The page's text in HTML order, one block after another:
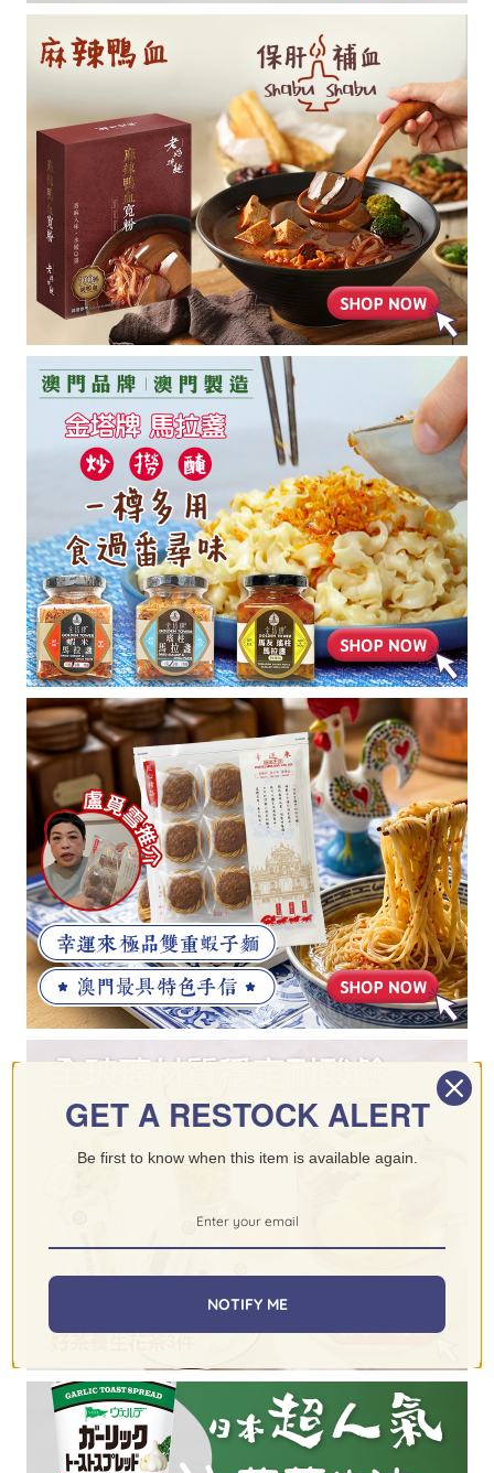
GET A RESTOCK ALERT
Be first to know when this item is available again.
NOTIFY ME